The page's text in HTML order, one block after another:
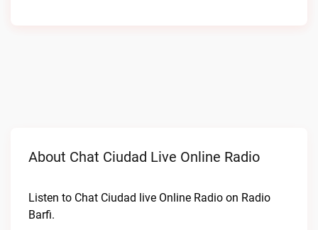
About Chat Ciudad Live Online Radio
Listen to Chat Ciudad live Online Radio on Radio
Barfi.